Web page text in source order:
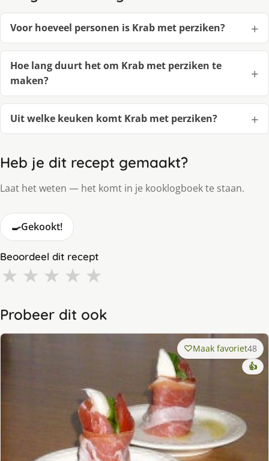
Voor hoeveel personen is Krab met perziken?
Hoe lang duurt het om Krab met perziken te
maken?
Uit welke keuken komt Krab met perziken?
Heb je dit recept gemaakt?
Laat het weten — het komt in je kooklogboek te staan.
🍳Gekookt!
Beoordeel dit recept
★ ★ ★ ★ ★
Probeer dit ook
Maak favoriet48
👍